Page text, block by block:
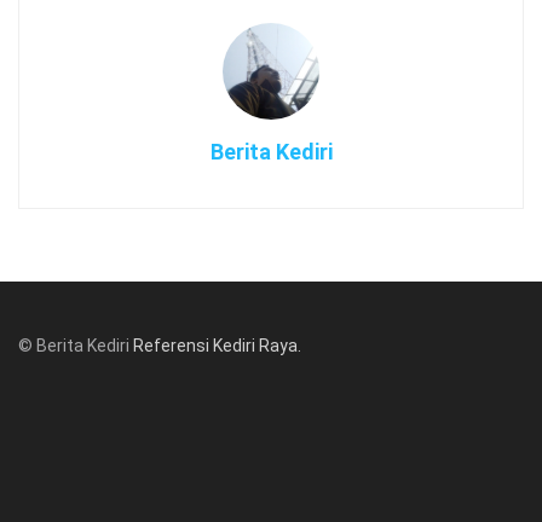
Berita Kediri
© Berita Kediri Referensi Kediri Raya